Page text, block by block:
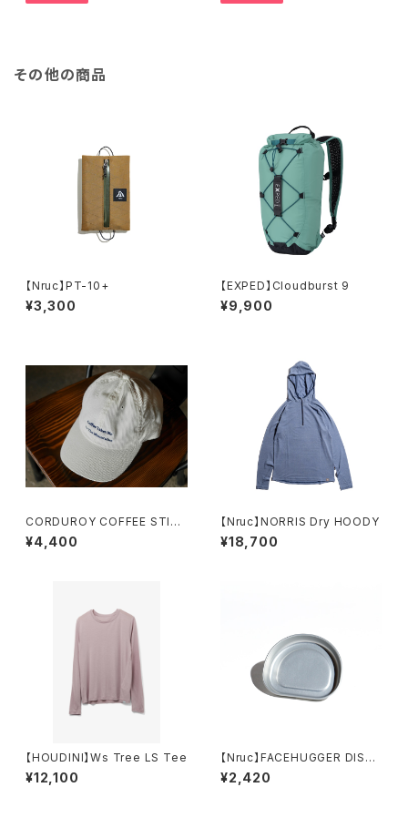
その他の商品
【Nruc】PT-10+
¥3,300
【EXPED】Cloudburst 9
¥9,900
CORDUROY COFFEE STIT
CHING CAP
¥4,400
【Nruc】NORRIS Dry HOODY
¥18,700
【HOUDINI】Ws Tree LS Tee
¥12,100
【Nruc】FACEHUGGER DISH /
Silver
¥2,420